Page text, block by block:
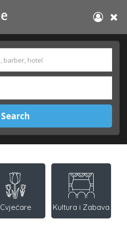
Cvjećare Kultura i Zabava